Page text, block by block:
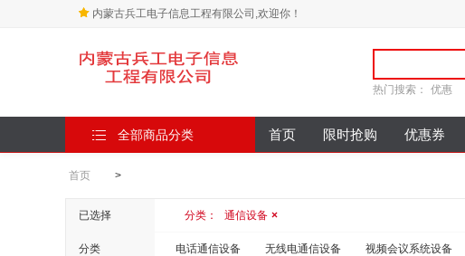
内蒙古兵工电子信息工程有限公司,欢迎你！
热门搜索： 优惠
全部商品分类 首页 限时抢购 优惠券
首页 >
已选择 分类： 通信设备 ×
分类 电话通信设备 无线电通信设备 视频会议系统设备